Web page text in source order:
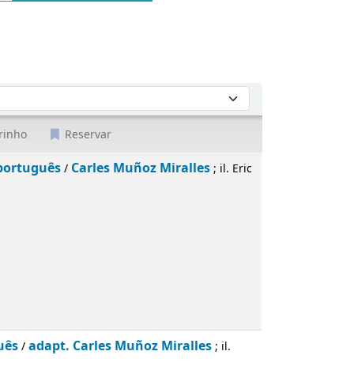
Reservar
/ Carles Muñoz Miralles; il. Eric
/adapt. Carles Muñoz Miralles; il.